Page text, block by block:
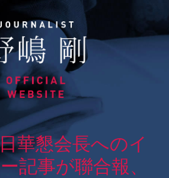
華懇会長へのイ
記事が聯合報、